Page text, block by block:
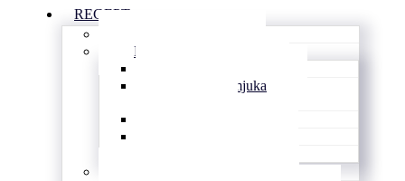
RECEPT
Bullar & kakor
Rutor och mjuka